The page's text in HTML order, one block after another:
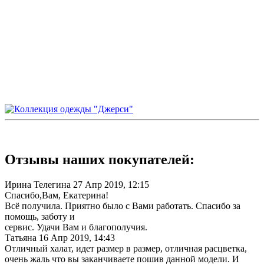
Отзывы наших покупателей:
Ирина Телегина 27 Апр 2019, 12:15
Спасибо,Вам, Екатерина!
Всё получила. Приятно было с Вами работать. Спасибо за
помощь, заботу и
сервис. Удачи Вам и благополучия.
Татьяна 16 Апр 2019, 14:43
Отличный халат, идет размер в размер, отличная расцветка,
очень жаль что вы заканчиваете пошив данной модели. И